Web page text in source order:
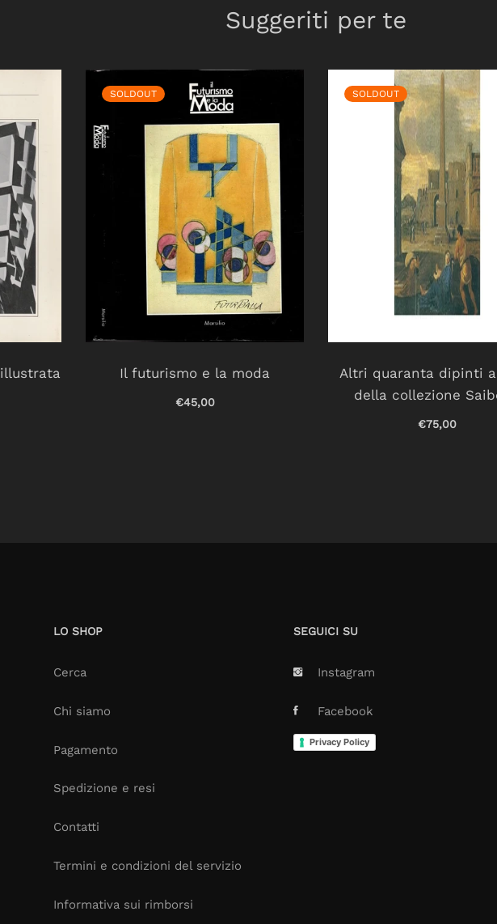
Suggeriti per te
SOLDOUT
Il futurismo e la moda
€45,00
SOLDOUT
Altri quaranta dipinti
della collezione
€75,00
LO SHOP
Cerca
Chi siamo
Pagamento
Spedizione e resi
Contatti
Termini e condizioni del servizio
Informativa sui rimborsi
SEGUICI SU
Instagram
Facebook
Privacy Policy